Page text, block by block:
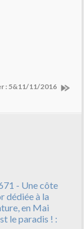
: 5&11/11/2016